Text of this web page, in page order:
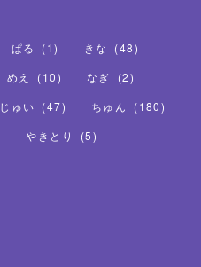
ぱる (1) きな (48)
めえ (10) なぎ (2)
じゅい (47) ちゅん (180)
やきとり (5)